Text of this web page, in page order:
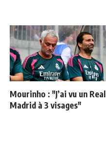
Mourinho : "J’ai vu un Real
Madrid à 3 visages"